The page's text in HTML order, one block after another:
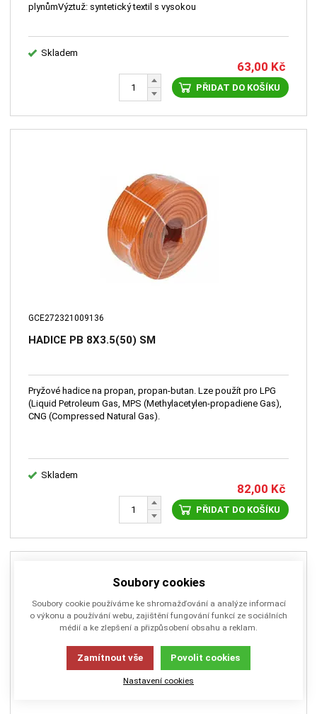
plynůmVýztuž: syntetický textil s vysokou
Skladem
63,00 Kč
PŘIDAT DO KOŠÍKU
GCE272321009136
HADICE PB 8X3.5(50) SM
Pryžové hadice na propan, propan-butan. Lze použít pro LPG
(Liquid Petroleum Gas, MPS (Methylacetylen-propadiene Gas),
CNG (Compressed Natural Gas).
Skladem
82,00 Kč
PŘIDAT DO KOŠÍKU
Soubory cookies
Soubory cookie používáme ke shromažďování a analýze informací
o výkonu a používání webu, zajištění fungování funkcí ze sociálních
médií a ke zlepšení a přizpůsobení obsahu a reklam.
Zamítnout vše Povolit cookies
Nastavení cookies